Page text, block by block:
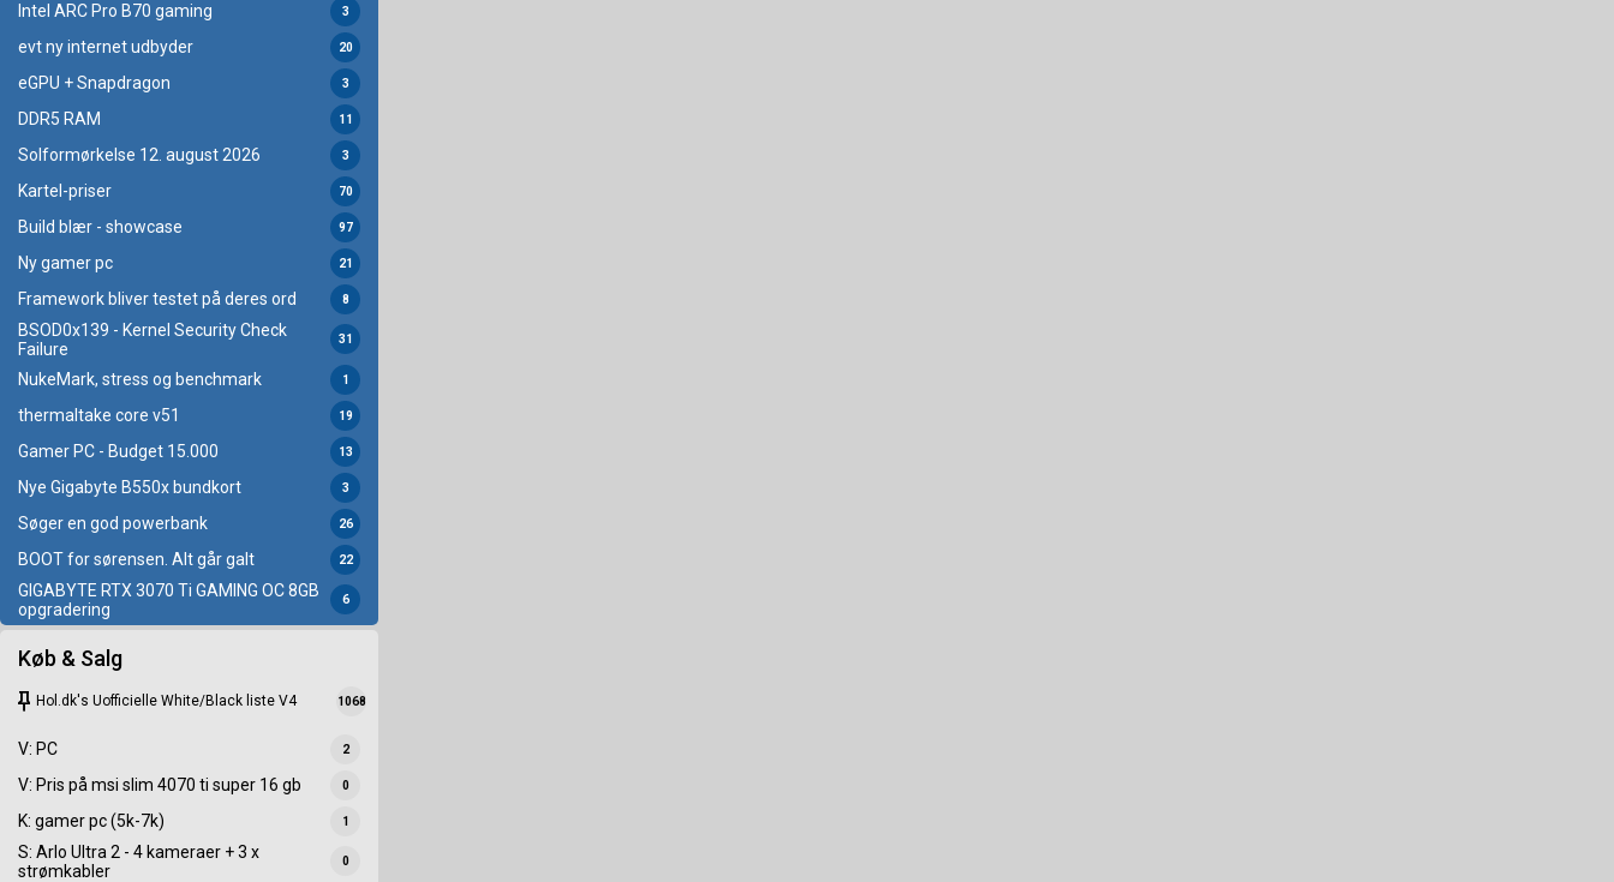
Intel ARC Pro B70 gaming 3
evt ny internet udbyder 20
eGPU + Snapdragon 3
DDR5 RAM 11
Solformørkelse 12. august 2026 3
Kartel-priser 70
Build blær - showcase 97
Ny gamer pc 21
Framework bliver testet på deres ord 8
BSOD0x139 - Kernel Security Check
Failure
31
NukeMark, stress og benchmark 1
thermaltake core v51 19
Gamer PC - Budget 15.000 13
Nye Gigabyte B550x bundkort 3
Søger en god powerbank 26
BOOT for sørensen. Alt går galt 22
GIGABYTE RTX 3070 Ti GAMING OC 8GB
opgradering
6
Køb & Salg
keep Hol.dk's Uofficielle White/Black liste V4 1068
V: PC 2
V: Pris på msi slim 4070 ti super 16 gb 0
K: gamer pc (5k-7k) 1
S: Arlo Ultra 2 - 4 kameraer + 3 x
strømkabler
0